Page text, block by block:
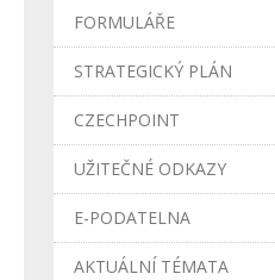
FORMULÁŘE
STRATEGICKÝ PLÁN
CZECHPOINT
UŽITEČNÉ ODKAZY
E-PODATELNA
AKTUÁLNÍ TÉMATA